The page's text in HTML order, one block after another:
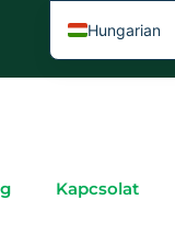
Kapcsolat
Hungarian